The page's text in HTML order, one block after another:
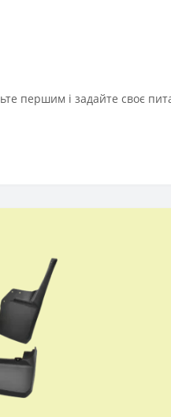
першим і задайте своє